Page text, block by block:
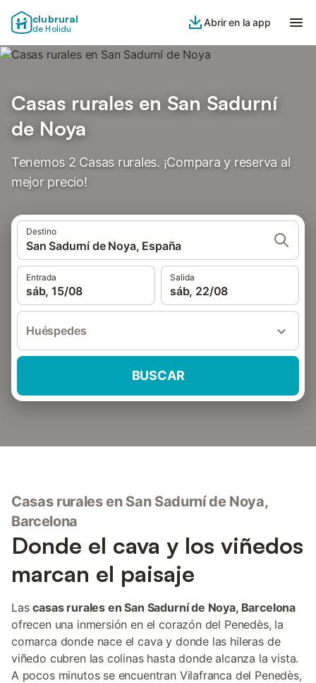
clubrural
de Holidu
Abrir en la app
Casas rurales en San Sadurní
de Noya
Tenemos 2 Casas rurales. ¡Compara y reserva al
mejor precio!
Destino
San Sadurní de Noya, España
Entrada
sáb, 15/08
Salida
sáb, 22/08
Huéspedes
BUSCAR
Casas rurales en San Sadurní de Noya,
Barcelona
Donde el cava y los viñedos
marcan el paisaje
Lascasas rurales en San Sadurní de Noya, Barcelona
ofrecen una inmersión en el corazón del Penedès, la
comarca donde nace el cava y donde las hileras de
viñedo cubren las colinas hasta donde alcanza la vista.
A pocos minutos se encuentran Vilafranca del Penedès,